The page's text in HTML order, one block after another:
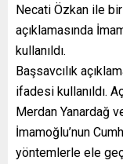
Necati Özkan ile
açıklamasında
kullanıldı.
Başsavcılık
ifadesi kullanıldı.
Merdan Yanardağ
İmamoğlu’nun
yöntemlerle ele